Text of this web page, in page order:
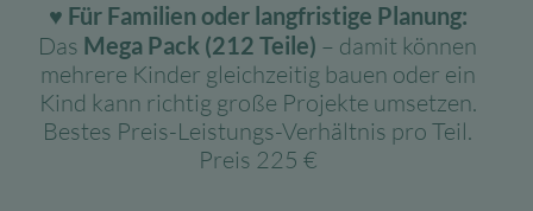
♥ Für Familien oder langfristige Planung:
Das Mega Pack (212 Teile) – damit können
mehrere Kinder gleichzeitig bauen oder ein
Kind kann richtig große Projekte umsetzen.
Bestes Preis-Leistungs-Verhältnis pro Teil.
Preis 225 €